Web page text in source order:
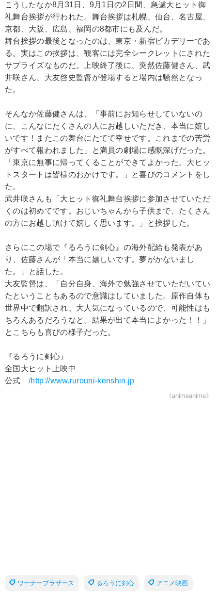
こうしたなか8月31日、9月1日の2日間、急遽大ヒット御
礼舞台挨拶が行われた。舞台挨拶は札幌、仙台、名古屋、
京都、大阪、広島、福岡の8都市にも及んだ。
舞台挨拶の最後となったのは、東京・新宿ピカデリーであ
る。実はこの挨拶は、観客には完全シークレットにされた
サプライズなものだ。上映終了後に、突然佐藤健さん、武
井咲さん、大友啓史監督が登場すると場内は騒然となっ
た。
そんなか佐藤健さんは、「事前にお知らせしていないの
に、こんなにたくさんの人にお越しいただき、本当に嬉し
いです！またこの舞台にたてて幸せです。これまでの苦労
がすべて報われました」と満員の劇場に感慨深げだった。
「東京に無事に帰ってくることができてよかった。大ヒッ
トスタートは皆様のおかけです。」と喜びのコメントをし
た。
武井咲さんも「大ヒット御礼舞台挨拶に参加させていただ
くのは初めてです。おじいちゃんから子供まで、たくさん
の方にお越し頂けて嬉しく思います。」と挨拶した。
さらにこの場で『るろうに剣心』の海外配給も発表があ
り、佐藤さんが「本当に嬉しいです。夢がかないまし
た。」と話した。
大友監督は、「自分自身、海外で勉強させていただいてい
たということもあるので意識はしていました。原作自体も
世界中で翻訳され、大人気になっているので、可能性はも
ちろんあるだろうなと。結果が出て本当によかった！！」
とこちらも喜びの様子だった。
『るろうに剣心』
全国大ヒット上映中
公式 /http://www.rurouni-kenshin.jp
《animeanime》
ワーナーブラザース るろうに剣心 アニメ映画